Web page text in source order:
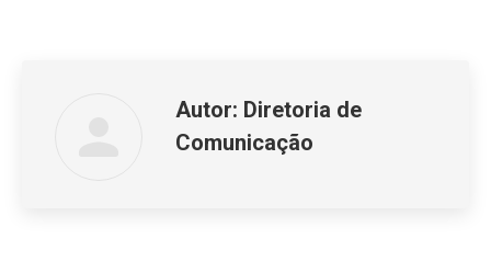
Autor: Diretoria de
Comunicação